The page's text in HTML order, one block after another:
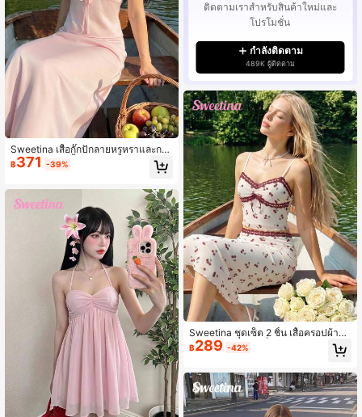
Sweetina เสื้อกั๊กปักลายหรูหราและกระ
โปรงเข้ารูป 2 ชิ้น สำหรับผู้หญิง
฿371 -39%
ติดตามเราสำหรับสินค้าใหม่และ
โปรโมชั่น
กำลังติดตาม
489K ผู้ติดตาม
Sweetina ชุดเซ็ต 2 ชิ้น เสื้อครอปผ้าชี
ฟองพิมพ์ลายเชอร์รี่ลูกไม้ตัดกันรูดจีบ แ
ละมินิสเกิร์ต สไตล์รีสอร์ทฤดูร้อนสำหรับ
฿289 -42%